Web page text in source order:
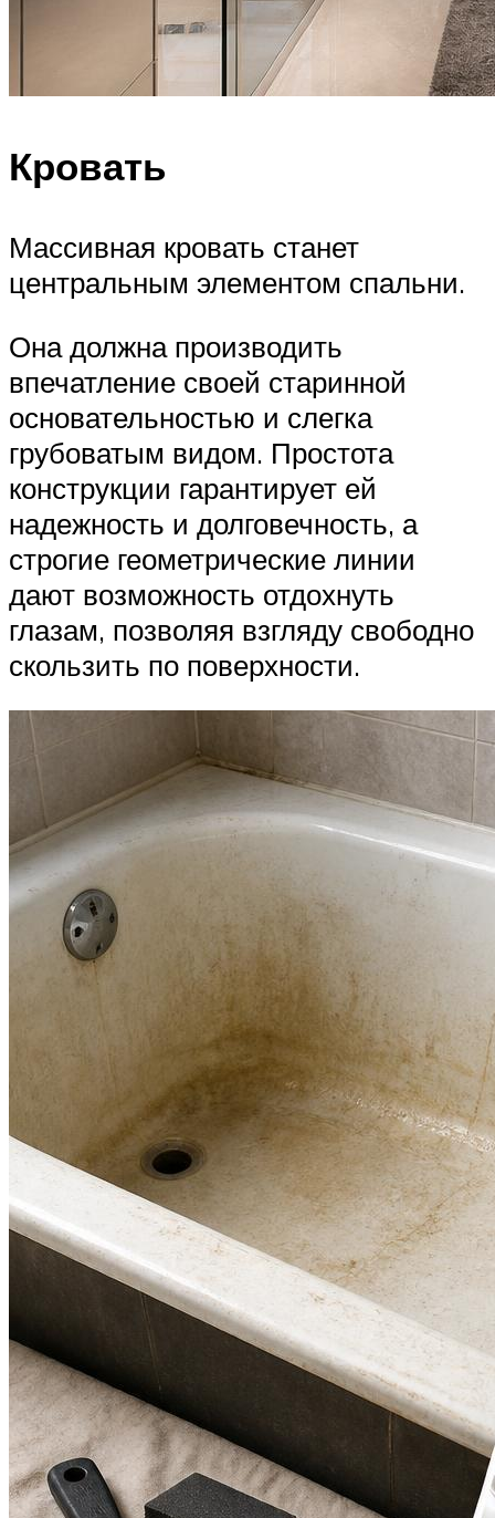
Кровать
Массивная кровать станет
центральным элементом спальни.
Она должна производить
впечатление своей старинной
основательностью и слегка
грубоватым видом. Простота
конструкции гарантирует ей
надежность и долговечность, а
строгие геометрические линии
дают возможность отдохнуть
глазам, позволяя взгляду свободно
скользить по поверхности.